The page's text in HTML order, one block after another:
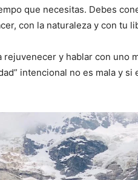
que necesitas. Debes
con la naturaleza y con tu
rejuvenecer y hablar con uno
intencional no es mala y